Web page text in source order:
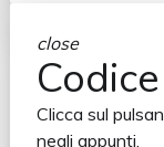
close
Clicca sul
negli appunti.